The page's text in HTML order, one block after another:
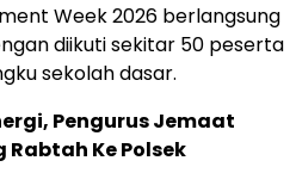
Week 2026 berlangsung
diikuti sekitar 50 peserta
sekolah dasar.
Pengurus Jemaat
Ke Polsek